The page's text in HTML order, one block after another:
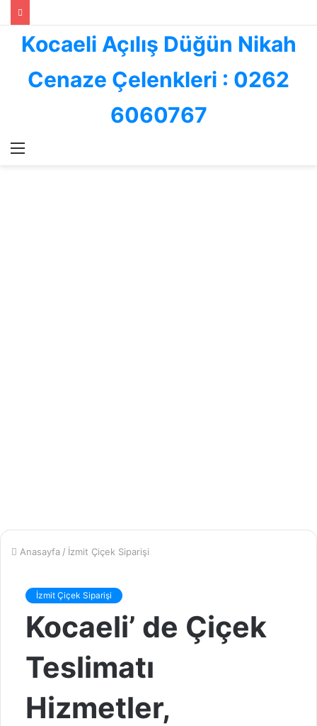
Kocaeli Açılış Düğün Nikah
Cenaze Çelenkleri : 0262
6060767
Anasayfa / İzmit Çiçek Siparişi
İzmit Çiçek Siparişi
Kocaeli’ de Çiçek
Teslimatı
Hizmetler,